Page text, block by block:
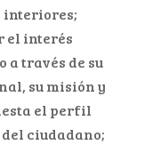
interiores;
el interés
través de su
su misión y
el perfil
ciudadano;